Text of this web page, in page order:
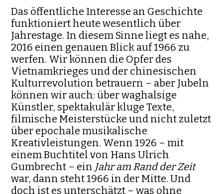
Das öffentliche Interesse an Geschichte
funktioniert heute wesentlich über
Jahrestage. In diesem Sinne liegt es nahe,
2016 einen genauen Blick auf 1966 zu
werfen. Wir können die Opfer des
Vietnamkrieges und der chinesischen
Kulturrevolution betrauern – aber Jubeln
können wir auch: über waghalsige
Künstler, spektakulär kluge Texte,
filmische Meisterstücke und nicht zuletzt
über epochale musikalische
Kreativleistungen. Wenn 1926 – mit
einem Buchtitel von Hans Ulrich
Gumbrecht – ein Jahr am Rand der Zeit
war, dann steht 1966 in der Mitte. Und
doch ist es unterschätzt – was ohne